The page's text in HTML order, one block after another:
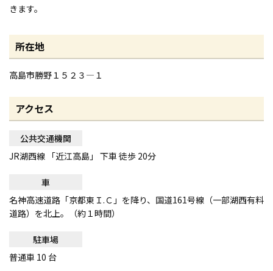
きます。
所在地
高島市勝野１５２３—１
アクセス
公共交通機関
JR湖西線 「近江高島」 下車 徒歩 20分
車
名神高速道路「京都東Ｉ.Ｃ」を降り、国道161号線（一部湖西有料
道路）を北上。（約１時間）
駐車場
普通車 10 台